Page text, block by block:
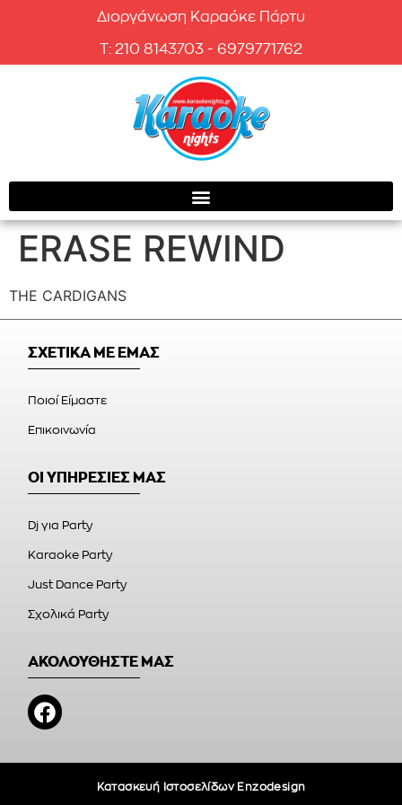
Διοργάνωση Καραόκε Πάρτυ
T: 210 8143703 - 6979771762
ERASE REWIND
THE CARDIGANS
ΣΧΕΤΙΚΑ ΜΕ ΕΜΑΣ
Ποιοί Είμαστε
Επικοινωνία
ΟΙ ΥΠΗΡΕΣΙΕΣ ΜΑΣ
Dj για Party
Karaoke Party
Just Dance Party
Σχολικά Party
ΑΚΟΛΟΥΘΗΣΤΕ ΜΑΣ
Κατασκευή Ιστοσελίδων Enzodesign